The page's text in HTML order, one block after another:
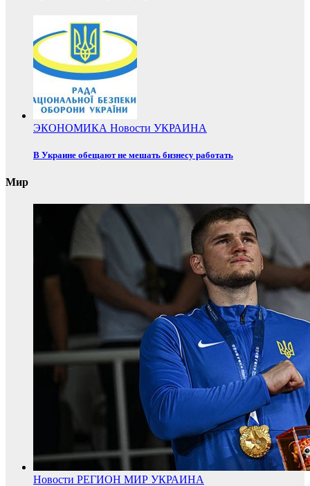
ЭКОНОМИКА Новости УКРАИНА
В Украине обещают не мешать бизнесу работать
Мир
Новости РЕГИОН МИР УКРАИНА